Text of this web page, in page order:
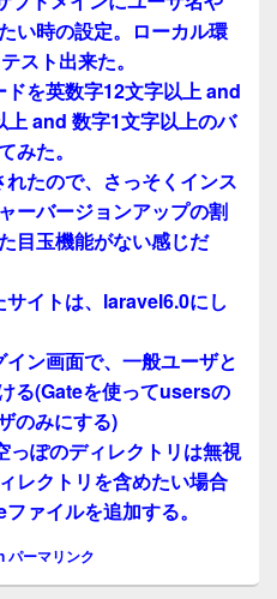
い時の設定。ローカル環
スト出来た。
を英数字12文字以上 and
上 and 数字1文字以上のバ
みた。
たので、さっそくインス
ーバージョンアップの割
目玉機能がない感じだ
イトは、laravel6.0にし
イン画面で、一般ユーザと
る(Gateを使ってusersの
のみにする)
ぽのディレクトリは無視
レクトリを含めたい場合
ァイルを追加する。
パーマリンク